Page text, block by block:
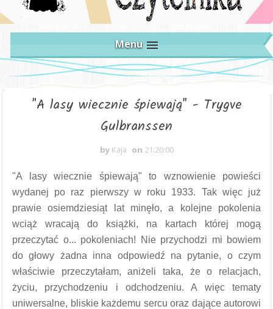
Menu
"A lasy wiecznie śpiewają" - Trygve
Gulbranssen
by Kaja on 21:20:00
"A lasy wiecznie śpiewają" to wznowienie powieści
wydanej po raz pierwszy w roku 1933. Tak więc już
prawie osiemdziesiąt lat minęło, a kolejne pokolenia
wciąż wracają do książki, na kartach której mogą
przeczytać o... pokoleniach! Nie przychodzi mi bowiem
do głowy żadna inna odpowiedź na pytanie, o czym
właściwie przeczytałam, aniżeli taka, że o relacjach,
życiu, przychodzeniu i odchodzeniu. A więc tematy
uniwersalne, bliskie każdemu sercu oraz dające autorowi